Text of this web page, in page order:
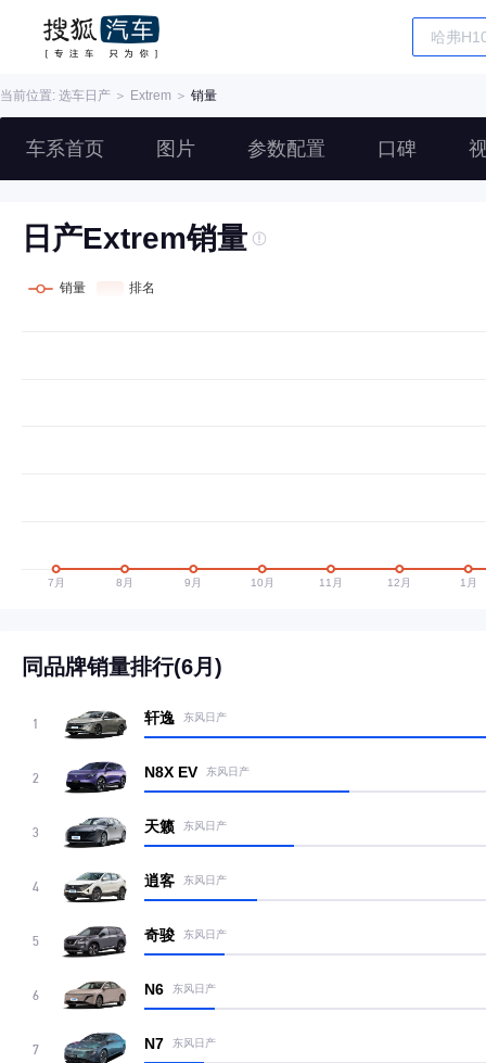
当前位置: 选车 日产 ＞ Extrem ＞ 销量
车系首页 图片 参数配置 口碑
日产Extrem销量
同品牌销量排行(6月)
1 轩逸 东风日产
2 N8X EV 东风日产
3 天籁 东风日产
4 逍客 东风日产
5 奇骏 东风日产
6 N6 东风日产
7 N7 东风日产